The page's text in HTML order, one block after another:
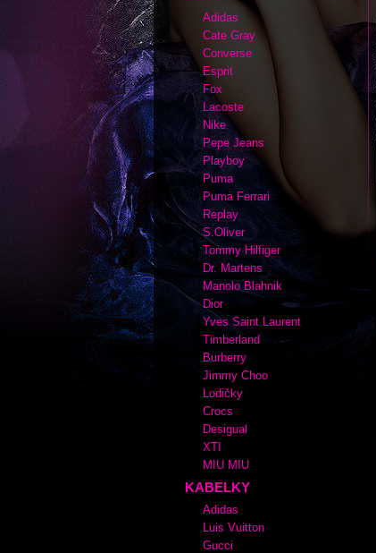
Adidas
Cate Gray
Converse
Esprit
Fox
Lacoste
Nike
Pepe Jeans
Playboy
Puma
Puma Ferrari
Replay
S.Oliver
Tommy Hilfiger
Dr. Martens
Manolo Blahnik
Dior
Yves Saint Laurent
Timberland
Burberry
Jimmy Choo
Lodičky
Crocs
Desigual
XTI
MIU MIU
KABELKY
Adidas
Luis Vuitton
Gucci